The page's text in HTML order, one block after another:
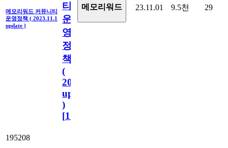
메모리워드 커뮤니티
운영정책 ( 2023.11.1
update )
티
운
영
정
책
(
2023.11.1
update
)
[110
메모리워드 23.11.01 9.5천 29
195208